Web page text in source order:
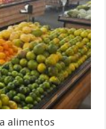
alimentos